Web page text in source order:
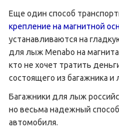
Еще один способ
крепление на магнитной
устанавливаются на
для лыж Menabo на
кто не хочет тратить
состоящего из багажника
Багажники для лыж
но весьма надежный
автомобиля.